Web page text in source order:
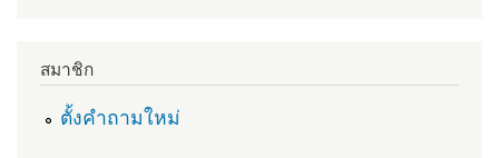
สมาชิก
ตั้งคำถามใหม่